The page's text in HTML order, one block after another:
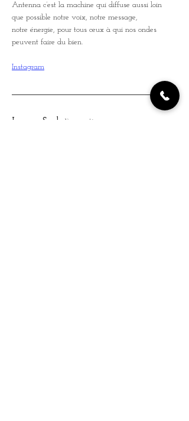
Antenna c’est la machine qui diffuse aussi loin
que possible notre voix, notre message,
notre énergie, pour tous ceux à qui nos ondes
peuvent faire du bien.
Instagram
Lunaar Souls 1ère partie